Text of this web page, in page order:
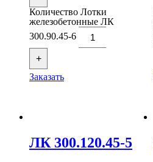
Количество Лотки
железобетонные ЛК
300.90.45-6
+
Заказать
ЛК 300.120.45-5